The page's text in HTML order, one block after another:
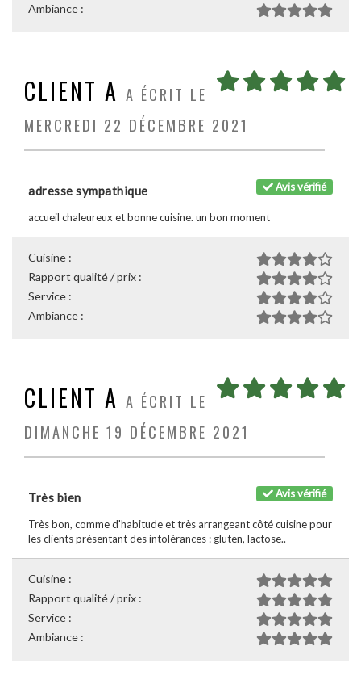
Ambiance :
CLIENT A A ÉCRIT LE
MERCREDI 22 DÉCEMBRE 2021
Avis vérifié
adresse sympathique
accueil chaleureux et bonne cuisine. un bon moment
Cuisine :
Rapport qualité / prix :
Service :
Ambiance :
CLIENT A A ÉCRIT LE
DIMANCHE 19 DÉCEMBRE 2021
Avis vérifié
Très bien
Très bon, comme d'habitude et très arrangeant côté cuisine pour
les clients présentant des intolérances : gluten, lactose..
Cuisine :
Rapport qualité / prix :
Service :
Ambiance :